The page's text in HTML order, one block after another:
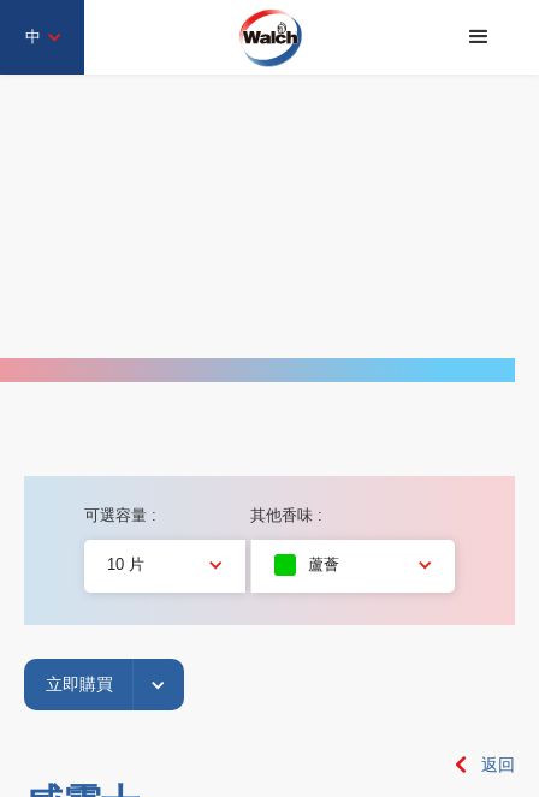
中
可選容量 :
10 片
其他香味 :
蘆薈
立即購買
返回